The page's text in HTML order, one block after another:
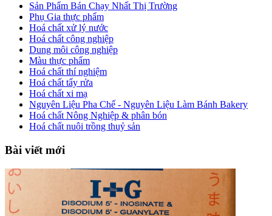
Sản Phẩm Bán Chạy Nhất Thị Trường
Phụ Gia thực phẩm
Hoá chất xử lý nước
Hoá chất công nghiệp
Dung môi công nghiệp
Màu thực phẩm
Hoá chất thí nghiệm
Hoá chất tẩy rửa
Hoá chất xi mạ
Nguyên Liệu Pha Chế - Nguyên Liệu Làm Bánh Bakery
Hoá chất Nông Nghiệp & phân bón
Hoá chất nuôi trồng thuỷ sản
Bài viết mới